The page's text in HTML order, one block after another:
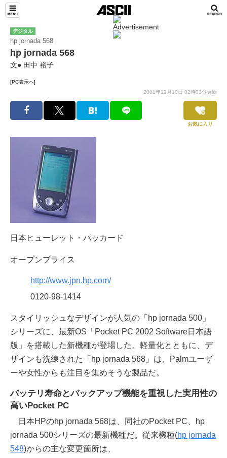
デジタル
hp jornada 568
hp jornada 568
文● 田中 裕子
[PC表示へ]
2001年12月10日 02時03分更新
お気に入り
日本ヒューレット・パッカード
オープンプライス
http://www.jpn.hp.com/
0120-98-1414
スタイリッシュなデザインが人気の「hp jornada 500」
シリーズに、最新OS「Pocket PC 2002 Software日本語
版」を搭載した新機種が登場した。軽量化とともに、デ
ザインも洗練された「hp jornada 568」は、Palmユーザ
ーや女性からも注目を集めそうな製品だ。
バッテリ寿命とバックアップ機能を重視した実用性の
高いPocket PC
日本HPのhp jornada 568は、同社のPocket PC、hp
jornada 500シリーズの最新機種だ。従来機種(hp jornada
548)からの主な変更箇所は、